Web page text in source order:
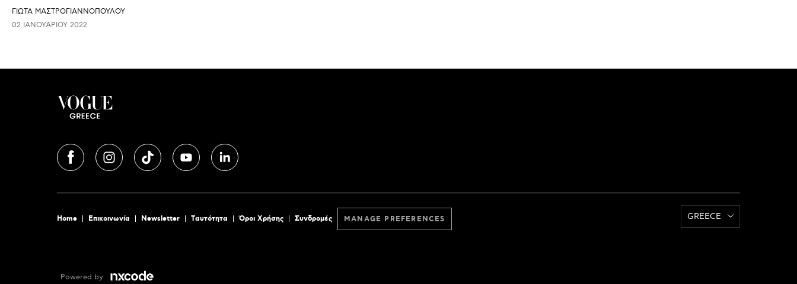
ΓΙΩΤΑ ΜΑΣΤΡΟΓΙΑΝΝΟΠΟΥΛΟΥ
02 ΙΑΝΟΥΑΡΊΟΥ 2022
Home Επικοινωνία Newsletter Tαυτότητα Όροι Χρήσης Συνδρομές MANAGE PREFERENCES GREECE
Powered by